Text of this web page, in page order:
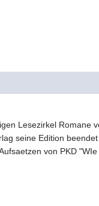
Lesezirkel Romane
seine Edition
von PKD